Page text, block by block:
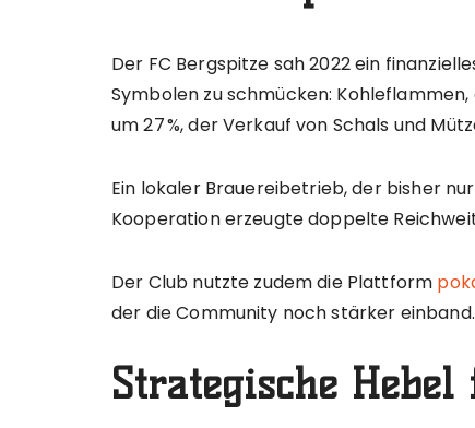
Der FC Bergspitze sah 2022 ein
Symbolen zu schmücken:
um 27 %, der Verkauf von Schals und
Ein lokaler Brauereibetrieb, der bisher
Kooperation erzeugte doppelte
Der Club nutzte zudem die Plattform
der die Community noch stärker einband.
Strategische